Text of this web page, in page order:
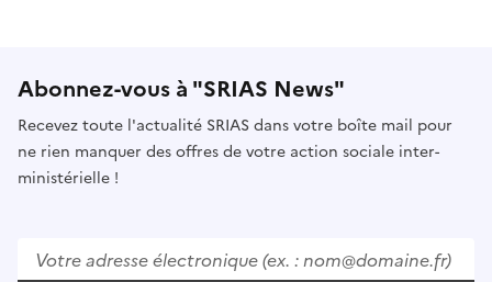
Abonnez-vous à "SRIAS News"
Recevez toute l'actualité SRIAS dans votre boîte mail pour
ne rien manquer des offres de votre action sociale inter-
ministérielle !
u